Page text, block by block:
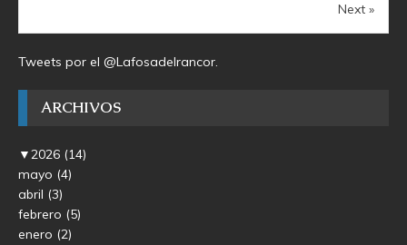
Next »
Tweets por el @Lafosadelrancor.
ARCHIVOS
▼2026 (14)
mayo (4)
abril (3)
febrero (5)
enero (2)